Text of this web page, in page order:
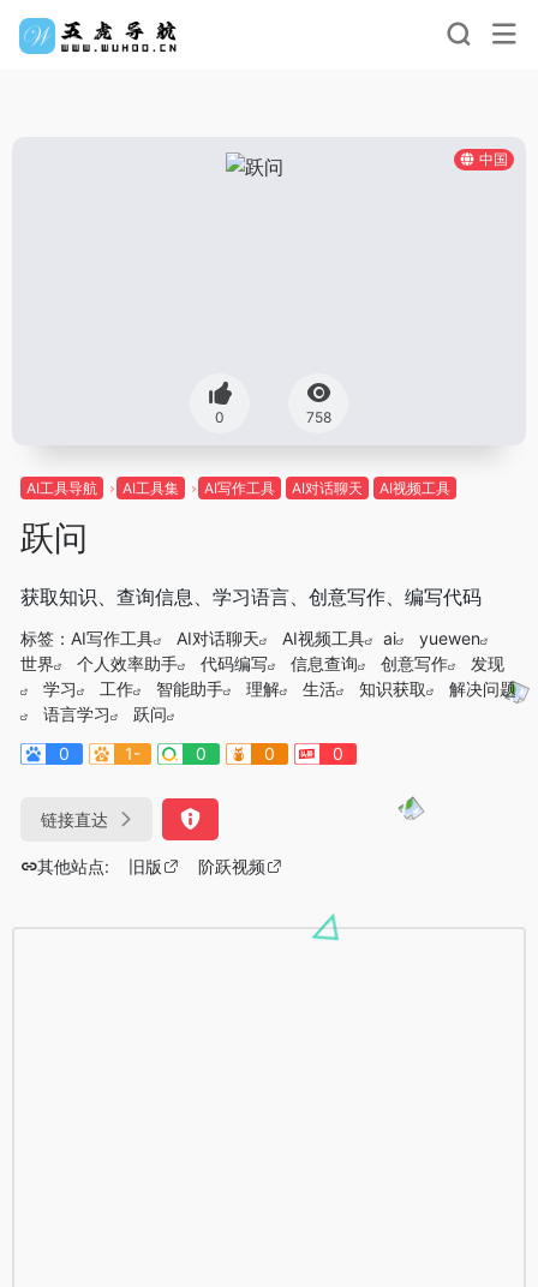
中国
0 758
AI工具导航 AI工具集 AI写作工具 AI对话聊天 AI视频工具
跃问
获取知识、查询信息、学习语言、创意写作、编写代码
标签： AI写作工具 AI对话聊天 AI视频工具 ai
yuewen
世界
个人效率助手 代码编写 信息查询 创意写作
发现
学习
工作 智能助手 理解 生活 知识获取
解决问题
语言学习
跃问
0
1- 0 0 0
链接直达
其他站点: 旧版 阶跃视频